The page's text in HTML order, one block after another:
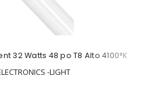
32 Watts 48 po T8 Alto 4100°K
-LIGHT